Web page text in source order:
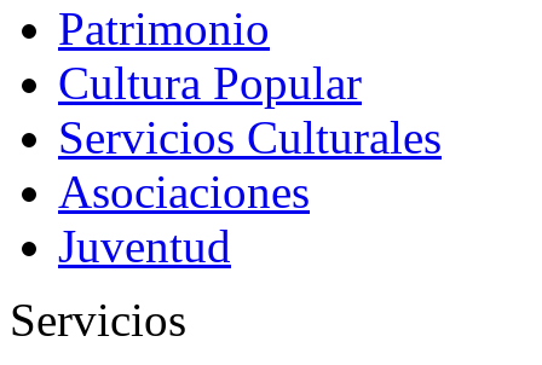
Patrimonio
Cultura Popular
Servicios Culturales
Asociaciones
Juventud
Servicios